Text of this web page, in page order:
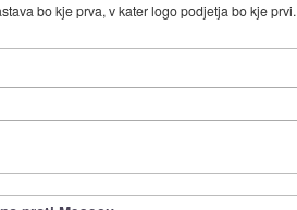
bo kje prva, v kater logo podjetja bo kje prvi.